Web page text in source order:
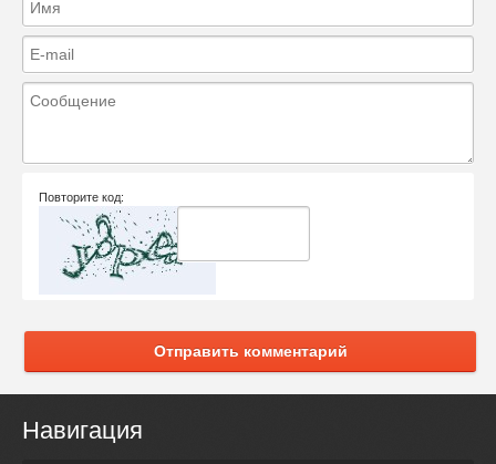
Повторите код:
Отправить комментарий
Навигация